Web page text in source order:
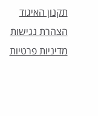
תקנון האיגוד
הצהרת נגישות
מדיניות פרטיות